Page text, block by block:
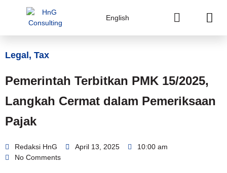
English
Legal , Tax
Pemerintah Terbitkan PMK 15/2025,
Langkah Cermat dalam Pemeriksaan
Pajak
Redaksi HnG April 13, 2025
10:00 am
No Comments